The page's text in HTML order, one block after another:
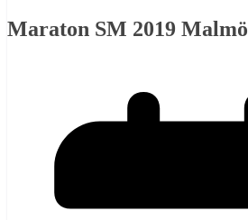
Maraton SM 2019 Malmö